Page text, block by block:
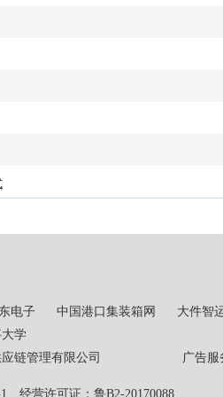
电子 中国港口集装箱网
大件智
学
供应链管理有限公司 广告服务热
经营许可证：鲁B2-20170088